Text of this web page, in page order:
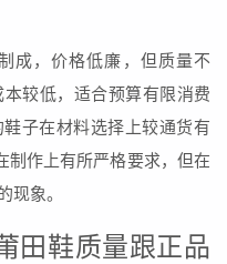
成，价格低廉，但质量不
较低，适合预算有限消费
子在材料选择上较通货有
制作上有所严格要求，但在
现象。
田鞋质量跟正品